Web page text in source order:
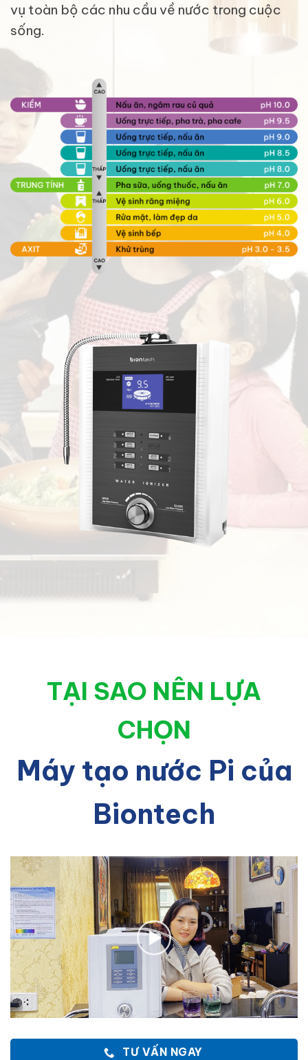
vụ toàn bộ các nhu cầu về nước trong cuộc
sống.
TẠI SAO NÊN LỰA
CHỌN
Máy tạo nước Pi của
Biontech
TƯ VẤN NGAY